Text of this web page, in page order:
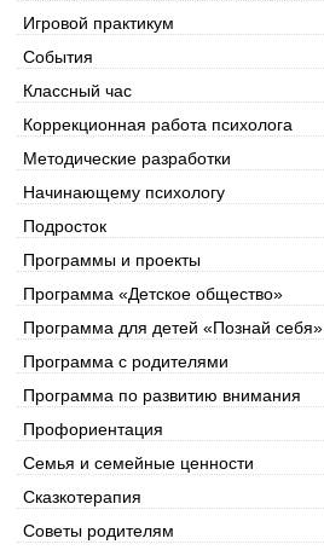
Игровой практикум
События
Классный час
Коррекционная работа психолога
Методические разработки
Начинающему психологу
Подросток
Программы и проекты
Программа «Детское общество»
Программа для детей «Познай себя»
Программа с родителями
Программа по развитию внимания
Профориентация
Семья и семейные ценности
Сказкотерапия
Советы родителям